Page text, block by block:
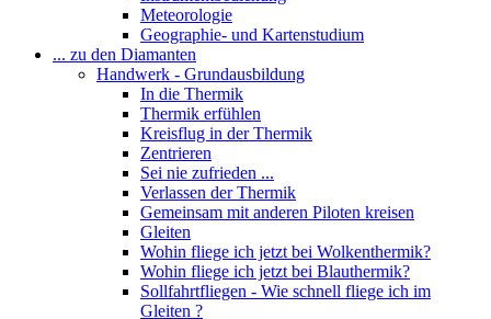
Meteorologie
Geographie- und Kartenstudium
... zu den Diamanten
Handwerk - Grundausbildung
In die Thermik
Thermik erfühlen
Kreisflug in der Thermik
Zentrieren
Sei nie zufrieden ...
Verlassen der Thermik
Gemeinsam mit anderen Piloten kreisen
Gleiten
Wohin fliege ich jetzt bei Wolkenthermik?
Wohin fliege ich jetzt bei Blauthermik?
Sollfahrtfliegen - Wie schnell fliege ich im
Gleiten ?